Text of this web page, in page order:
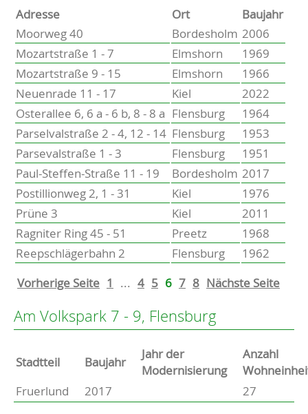
Schwentinental
Preetz
Heide
Bordesholm
Elmshorn
Adresse Ort
Baujahr
Moorweg 40
Bordesholm 2006
Mozartstraße 1 - 7
Elmshorn
1969
Mozartstraße 9 - 15
Elmshorn
1966
Neuenrade 11 - 17
Kiel
2022
Osterallee 6, 6 a - 6 b, 8 - 8 a Flensburg
1964
Parselvalstraße 2 - 4, 12 - 14 Flensburg
1953
Parsevalstraße 1 - 3
Flensburg
1951
Paul-Steffen-Straße 11 - 19
Bordesholm 2017
Postillionweg 2, 1 - 31
Kiel
1976
Prüne 3
Kiel
2011
Ragniter Ring 45 - 51
Preetz
1968
Reepschlägerbahn 2
Flensburg
1962
Vorherige Seite 1 ... 4 5 6 7 8 Nächste Seite
Am Volkspark 7 - 9, Flensburg
Stammdaten
Basisdaten zur Immobilie
Stadtteil Baujahr
Jahr der
Modernisierung
Anzahl
Fruerlund
2017 27